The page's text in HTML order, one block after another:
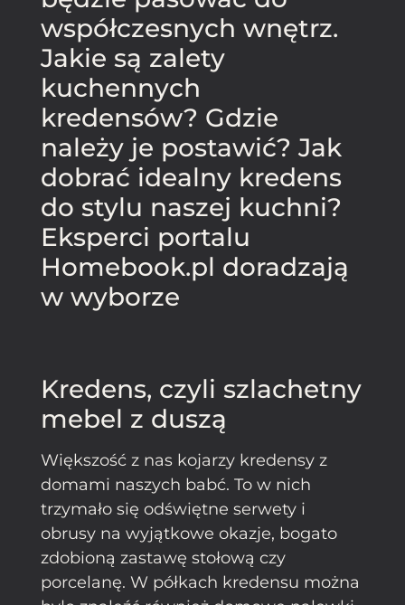
współczesnych wnętrz.
Jakie są zalety
kuchennych
kredensów? Gdzie
należy je postawić? Jak
dobrać idealny kredens
do stylu naszej kuchni?
Eksperci portalu
Homebook.pl doradzają
w wyborze
Kredens, czyli szlachetny
mebel z duszą
Większość z nas kojarzy kredensy z
domami naszych babć. To w nich
trzymało się odświętne serwety i
obrusy na wyjątkowe okazje, bogato
zdobioną zastawę stołową czy
porcelanę. W półkach kredensu można